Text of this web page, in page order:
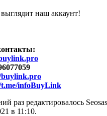
наш аккаунт!
buylink.pro
infoBuyLink
раз редактировалось
в 11:10.